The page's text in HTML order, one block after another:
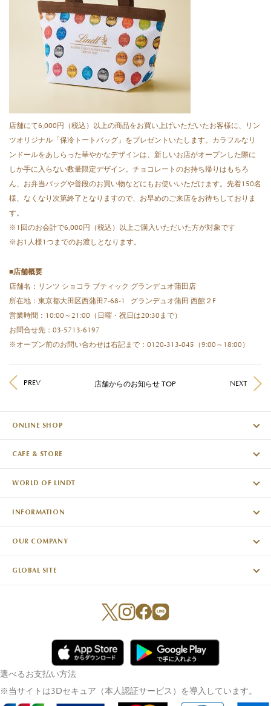
店舗にて6,000円（税込）以上の商品をお買い上げいただいたお客様に、リン
ツオリジナル「保冷トートバッグ」をプレゼントいたします。カラフルなリ
ンドールをあしらった華やかなデザインは、新しいお店がオープンした際に
しか手に入らない数量限定デザイン。チョコレートのお持ち帰りはもちろ
ん、お弁当バッグや普段のお買い物などにもお使いいただけます。先着150名
様、なくなり次第終了となりますので、お早めのご来店をお待ちしておりま
す。
※1回のお会計で6,000円（税込）以上ご購入いただいた方が対象です
※お1人様1つまでのお渡しとなります。
■店舗概要
店舗名：リンツ ショコラ ブティック グランデュオ蒲田店
所在地：東京都大田区西蒲田7-68-1 グランデュオ蒲田 西館２F
営業時間：10:00～21:00（日曜・祝日は20:30まで）
お問合せ先：03-5713-6197
※オープン前のお問い合わせは右記まで：0120-313-045（9:00～18:00）
PREV 店舗からのお知らせ TOP NEXT
ONLINE SHOP
CAFE & STORE
WORLD OF LINDT
INFORMATION
OUR COMPANY
GLOBAL SITE
選べるお支払い方法
※当サイトは3Dセキュア（本人認証サービス）を導入しています。